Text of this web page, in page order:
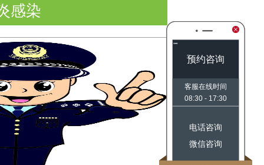
预约咨询
客服在线时间
08:30 - 17:30
电话咨询
微信咨询
感染